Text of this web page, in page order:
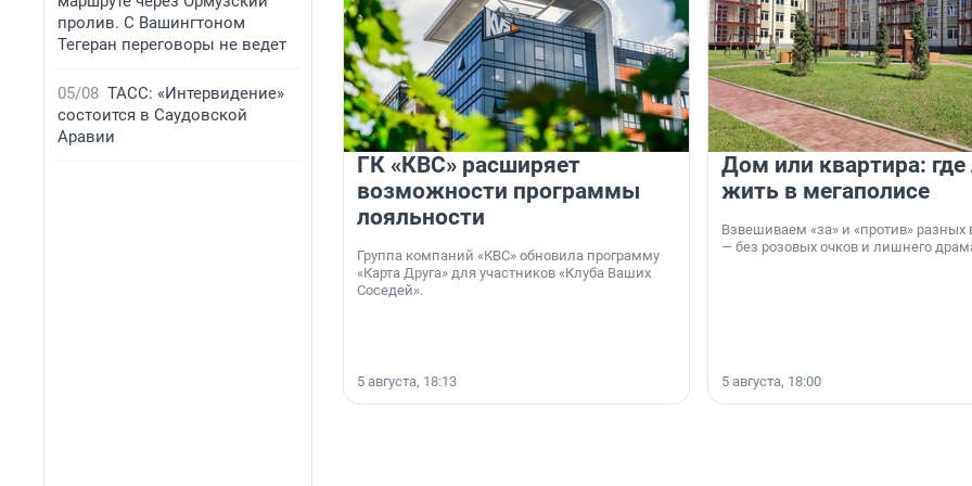
пролив. С Вашингтоном
Тегеран переговоры не ведет
05/08 ТАСС: «Интервидение»
состоится в Саудовской
Аравии
ГК «КВС» расширяет
возможности программы
лояльности
Группа компаний «КВС» обновила программу
«Карта Друга» для участников «Клуба Ваших
Соседей».
5 августа, 18:13
Дом или квартира:
жить в мегаполисе
Взвешиваем «за» и «против» разных
— без розовых очков и лишнего
5 августа, 18:00